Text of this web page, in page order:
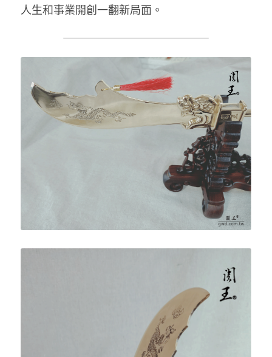
人生和事業開創一翻新局面。